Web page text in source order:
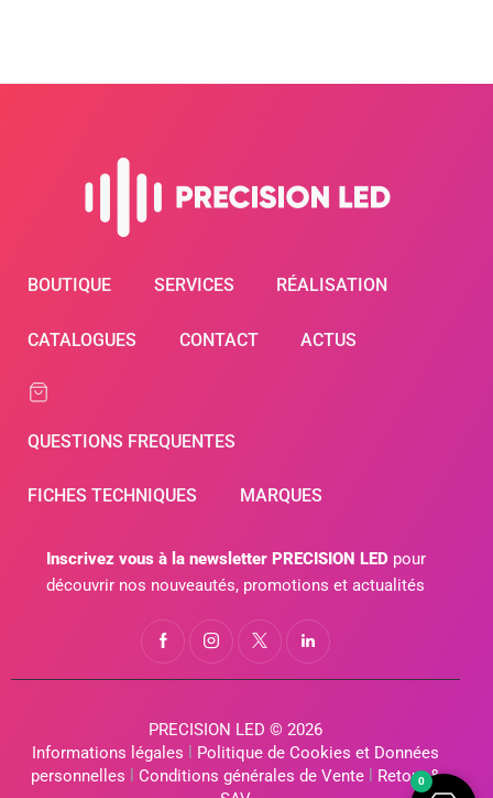
BOUTIQUE SERVICES RÉALISATION
CATALOGUES CONTACT ACTUS
QUESTIONS FREQUENTES
FICHES TECHNIQUES MARQUES
Inscrivez vous à la newsletter PRECISION LEDpour
découvrir nos nouveautés, promotions et actualités
PRECISION LED © 2026
Informations légales
Politique de Cookies et Données
personnelles
Conditions générales de Vente
Retour &
0